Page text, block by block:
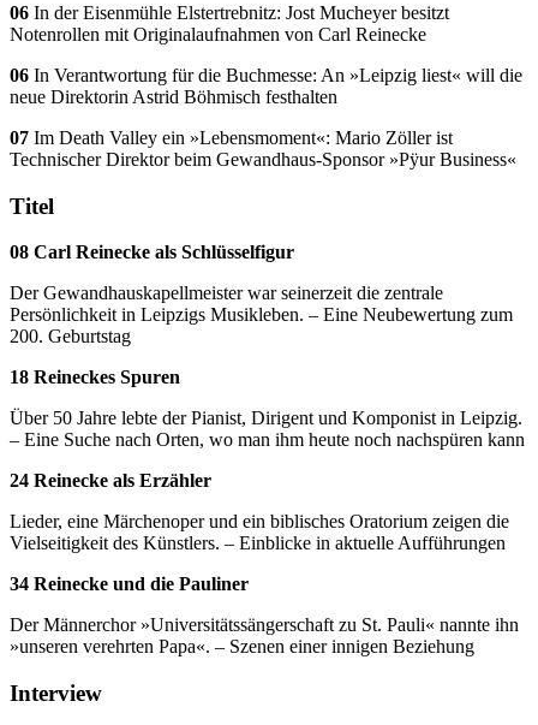
06 In der Eisenmühle Elstertrebnitz: Jost Mucheyer besitzt
Notenrollen mit Originalaufnahmen von Carl Reinecke
06 In Verantwortung für die Buchmesse: An »Leipzig liest« will die
neue Direktorin Astrid Böhmisch festhalten
07 Im Death Valley ein »Lebensmoment«: Mario Zöller ist
Technischer Direktor beim Gewandhaus-Sponsor »Pÿur Business«
Titel
08 Carl Reinecke als Schlüsselfigur
Der Gewandhauskapellmeister war seinerzeit die zentrale
Persönlichkeit in Leipzigs Musikleben. – Eine Neubewertung zum
200. Geburtstag
18 Reineckes Spuren
Über 50 Jahre lebte der Pianist, Dirigent und Komponist in Leipzig.
– Eine Suche nach Orten, wo man ihm heute noch nachspüren kann
24 Reinecke als Erzähler
Lieder, eine Märchenoper und ein biblisches Oratorium zeigen die
Vielseitigkeit des Künstlers. – Einblicke in aktuelle Aufführungen
34 Reinecke und die Pauliner
Der Männerchor »Universitätssängerschaft zu St. Pauli« nannte ihn
»unseren verehrten Papa«. – Szenen einer innigen Beziehung
Interview